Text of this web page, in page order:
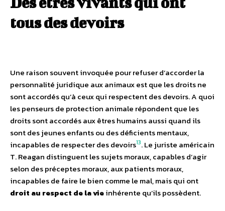
tous des devoirs
Une raison souvent invoquée pour refuser d’accorder la
personnalité juridique aux animaux est que les droits ne
sont accordés qu’à ceux qui respectent des devoirs. A quoi
les penseurs de protection animale répondent que les
droits sont accordés aux êtres humains aussi quand ils
sont des jeunes enfants ou des déficients mentaux,
incapables de respecter des devoirs13. Le juriste américain
T. Reagan distinguent les sujets moraux, capables d’agir
selon des préceptes moraux, aux patients moraux,
incapables de faire le bien comme le mal, mais qui ont
droit au respect de la vieinhérente qu’ils possèdent.